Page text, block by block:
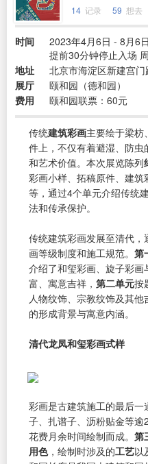
14 记录 59 想去
时间
2023年4月6日 - 8月6
提前30分钟停止入场
地址
北京市海淀区新建宫
展厅
颐和园（德和园）
费用
颐和园联票：60元
传统建筑彩画主要绘于梁枋
件上，不仅有着避湿、防
和艺术价值。本次展览陈列
彩画小样、拓稿原件、建
等，通过4个单元介绍传统
法和传承保护。
传统建筑彩画发展至清代
画等级制度和施工规范。 第
介绍了和玺彩画、旋子彩
富、寓意吉祥， 第二单元按
人物纹饰、宗教纹饰及其
的形成背景与寓意内涵。
清代龙凤和玺彩画式样
彩画是古建筑施工的最后
子、扎谱子、沥粉贴金等
花费月余时间绘制而成。 第
用色，绘制时涉及的工艺以